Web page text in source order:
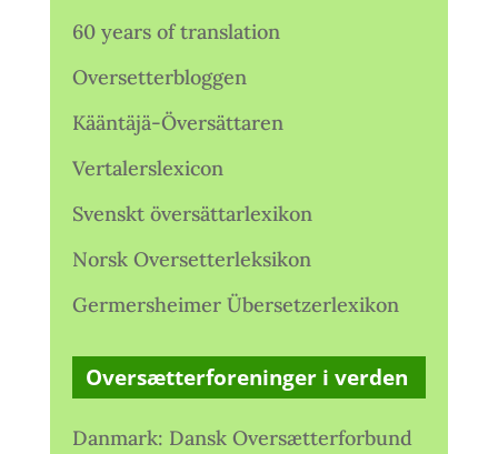
60 years of translation
Oversetterbloggen
Kääntäjä-Översättaren
Vertalerslexicon
Svenskt översättarlexikon
Norsk Oversetterleksikon
Germersheimer Übersetzerlexikon
Oversætterforeninger i verden
Danmark: Dansk Oversætterforbund